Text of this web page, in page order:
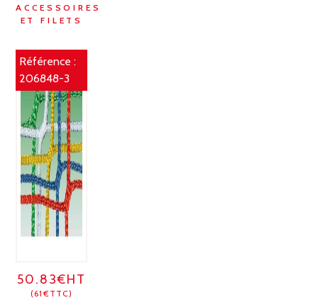
ACCESSOIRES
ET FILETS
Référence :
206848-3
50.83€HT
(61€TTC)